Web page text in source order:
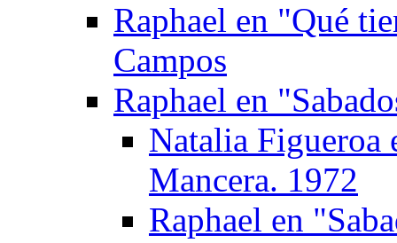
Raphael en "Qué
Campos
Raphael en
Natalia Figueroa
Mancera. 1972
Raphael en